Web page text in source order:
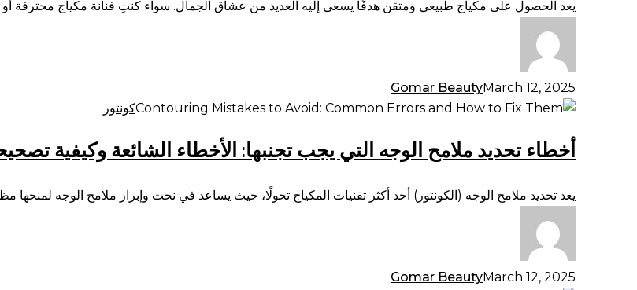
التجميل
الفاخرة:
تقنيات
الدمج
لمكياج
يعد الحصول على مكياج طبيعي ومتقن هدفًا يسعى إليه العديد من عشاق الجمال. سواء كنتِ فنانة مكياج محترفة أو
Gomar BeautyMarch 12, 2025
أخطاء
ملامح
التي
يجب
تجنبها:
الأخطاء
الشائعة
كونتور
أخطاء تحديد ملامح الوجه التي يجب تجنبها: الأخطاء الشائعة وكيفية
يعد تحديد ملامح الوجه (الكونتور) أحد أكثر تقنيات المكياج تحولًا، حيث يساعد في نحت وإبراز ملامح الوجه لمنحها
Gomar BeautyMarch 12, 2025